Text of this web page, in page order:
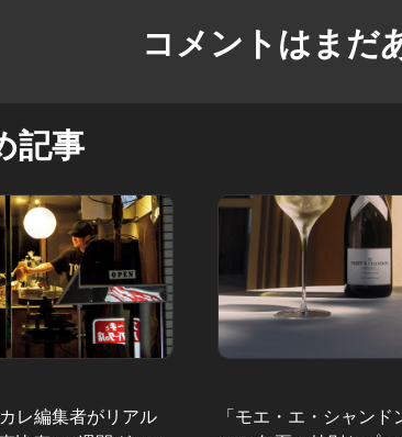
コメントはまだ
記事
レ編集者がリアル
「モエ・エ・シャンド